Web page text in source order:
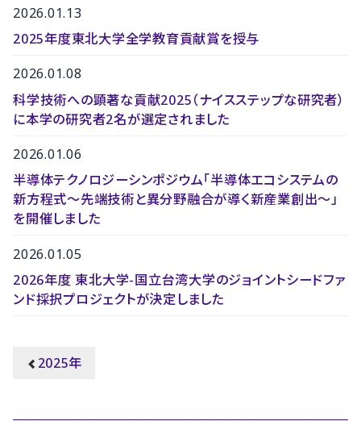
2026.01.13
2025年度東北大学全学教育貢献賞を授与
2026.01.08
科学技術への顕著な貢献2025（ナイスステップな研究者）
に本学の研究者2名が選定されました
2026.01.06
半導体テクノロジーシンポジウム「半導体エコシステムの
新方程式～先端技術と異分野融合が導く新産業創出～」
を開催しました
2026.01.05
2026年度 東北大学-国立台湾大学のジョイントシードファ
ンド採択プロジェクトが決定しました
2025年